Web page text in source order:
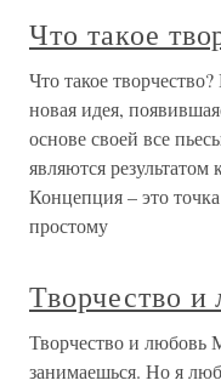
Что такое
Что такое
новая идея,
основе своей все
являются результатом
Концепция – это
простому
Творчество и
Творчество и любовь
занимаешься. Но я